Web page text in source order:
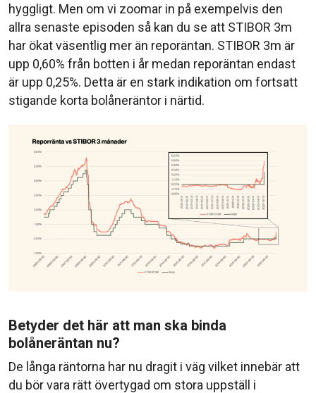
hyggligt. Men om vi zoomar in på exempelvis den
allra senaste episoden så kan du se att STIBOR 3m
har ökat väsentlig mer än reporäntan. STIBOR 3m är
upp 0,60% från botten i år medan reporäntan endast
är upp 0,25%. Detta är en stark indikation om fortsatt
stigande korta bolåneräntor i närtid.
Betyder det här att man ska binda
bolåneräntan nu?
De långa räntorna har nu dragit i väg vilket innebär att
du bör vara rätt övertygad om stora uppställ i